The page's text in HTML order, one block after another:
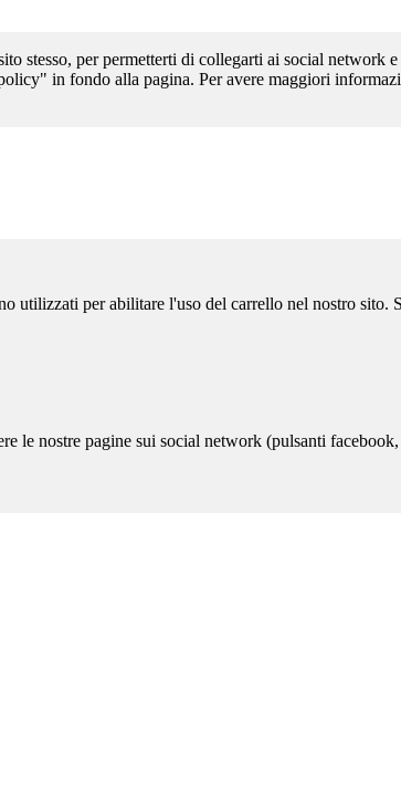
stesso, per permetterti di collegarti ai social network
in fondo alla pagina. Per avere maggiori
utilizzati per abilitare l'uso del carrello nel nostro sito.
le nostre pagine sui social network (pulsanti